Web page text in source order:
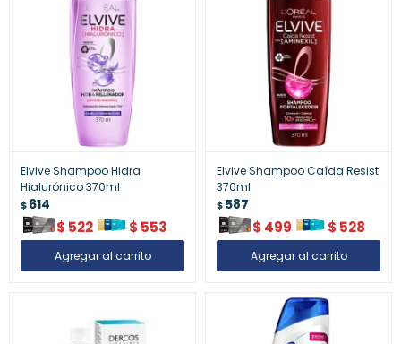
Elvive Shampoo Hidra
Hialurónico 370ml
$614
$ 522 $ 553
Elvive Shampoo Caída Resist
370ml
$587
$ 499 $ 528